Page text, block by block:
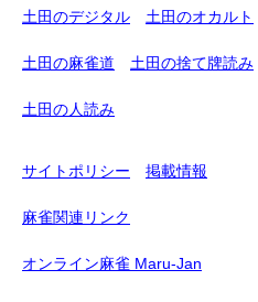
土田のデジタル 土田のオカルト
土田の麻雀道 土田の捨て牌読み
土田の人読み
サイトポリシー 掲載情報
麻雀関連リンク
オンライン麻雀 Maru-Jan